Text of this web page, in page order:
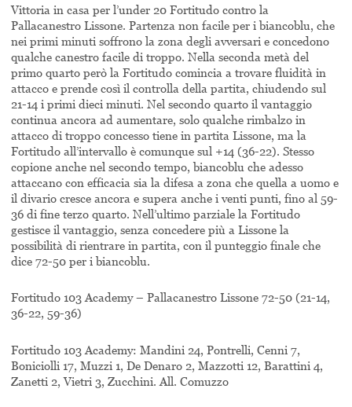
Vittoria in casa per l’under 20 Fortitudo contro la
Pallacanestro Lissone. Partenza non facile per i biancoblu, che
nei primi minuti soffrono la zona degli avversari e concedono
qualche canestro facile di troppo. Nella seconda metà del
primo quarto però la Fortitudo comincia a trovare fluidità in
attacco e prende così il controlla della partita, chiudendo sul
21-14 i primi dieci minuti. Nel secondo quarto il vantaggio
continua ancora ad aumentare, solo qualche rimbalzo in
attacco di troppo concesso tiene in partita Lissone, ma la
Fortitudo all’intervallo è comunque sul +14 (36-22). Stesso
copione anche nel secondo tempo, biancoblu che adesso
attaccano con efficacia sia la difesa a zona che quella a uomo e
il divario cresce ancora e supera anche i venti punti, fino al 59-
36 di fine terzo quarto. Nell’ultimo parziale la Fortitudo
gestisce il vantaggio, senza concedere più a Lissone la
possibilità di rientrare in partita, con il punteggio finale che
dice 72-50 per i biancoblu.
Fortitudo 103 Academy – Pallacanestro Lissone 72-50 (21-14,
36-22, 59-36)
Fortitudo 103 Academy: Mandini 24, Pontrelli, Cenni 7,
Boniciolli 17, Muzzi 1, De Denaro 2, Mazzotti 12, Barattini 4,
Zanetti 2, Vietri 3, Zucchini. All. Comuzzo